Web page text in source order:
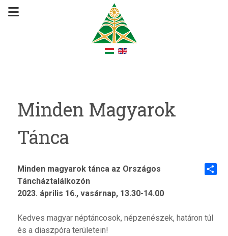
Minden Magyarok
Tánca
Minden magyarok tánca az Országos
Táncháztalálkozón
2023. április 16., vasárnap, 13.30-14.00
Kedves magyar néptáncosok, népzenészek, határon túl
és a diaszpóra területein!